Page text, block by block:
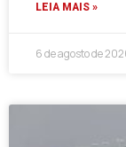
LEIA MAIS »
6 de agosto de